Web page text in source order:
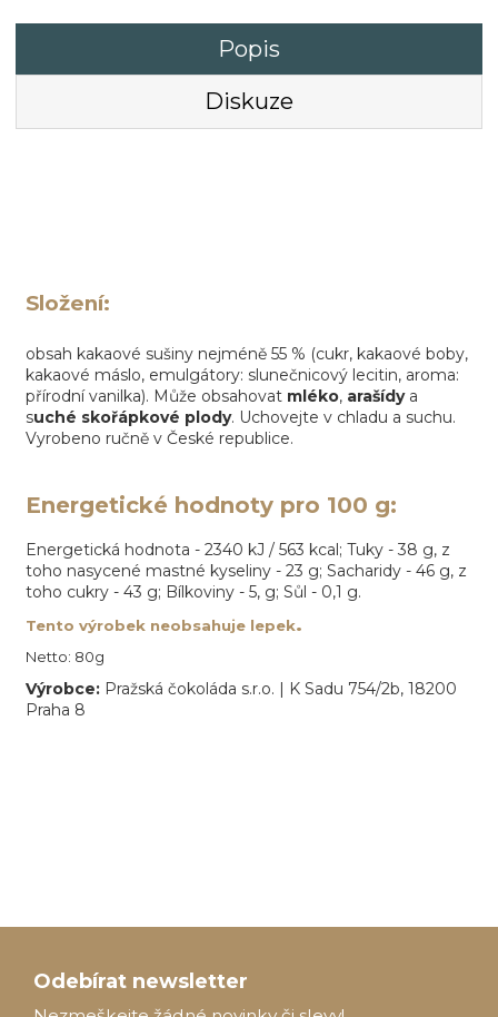
Popis
Diskuze
Složení:
obsah kakaové sušiny nejméně 55 % (cukr, kakaové boby,
kakaové máslo, emulgátory: slunečnicový lecitin, aroma:
přírodní vanilka). Může obsahovat mléko, arašídya
suché skořápkové plody. Uchovejte v chladu a suchu.
Vyrobeno ručně v České republice.
Energetické hodnoty pro 100 g:
Energetická hodnota - 2340 kJ / 563 kcal; Tuky - 38 g, z
toho nasycené mastné kyseliny - 23 g; Sacharidy - 46 g, z
toho cukry - 43 g; Bílkoviny - 5, g; Sůl - 0,1 g.
Tento výrobek neobsahuje lepek.
Netto: 80g
Výrobce: Pražská čokoláda s.r.o. | K Sadu 754/2b, 18200
Praha 8
Odebírat newsletter